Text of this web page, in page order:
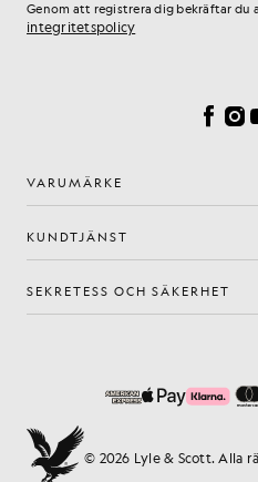
Genom att registrera dig bekräftar du
integritetspolicy
VARUMÄRKE
KUNDTJÄNST
SEKRETESS OCH SÄKERHET
© 2026 Lyle & Scott. Alla